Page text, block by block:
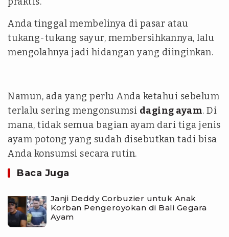
Anda tinggal membelinya di pasar atau
tukang-tukang sayur, membersihkannya, lalu
mengolahnya jadi hidangan yang diinginkan.
Namun, ada yang perlu Anda ketahui sebelum
terlalu sering mengonsumsi daging ayam. Di
mana, tidak semua bagian ayam dari tiga jenis
ayam potong yang sudah disebutkan tadi bisa
Anda konsumsi secara rutin.
Baca Juga
Janji Deddy Corbuzier untuk Anak
Korban Pengeroyokan di Bali Gegara
Ayam